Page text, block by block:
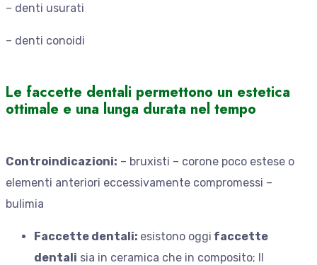
– denti usurati
– denti conoidi
Le faccette dentali permettono un estetica
ottimale e una lunga durata nel tempo
Controindicazioni: – bruxisti – corone poco estese o
elementi anteriori eccessivamente compromessi –
bulimia
Faccette dentali: esistono oggi faccette
dentali sia in ceramica che in composito; Il